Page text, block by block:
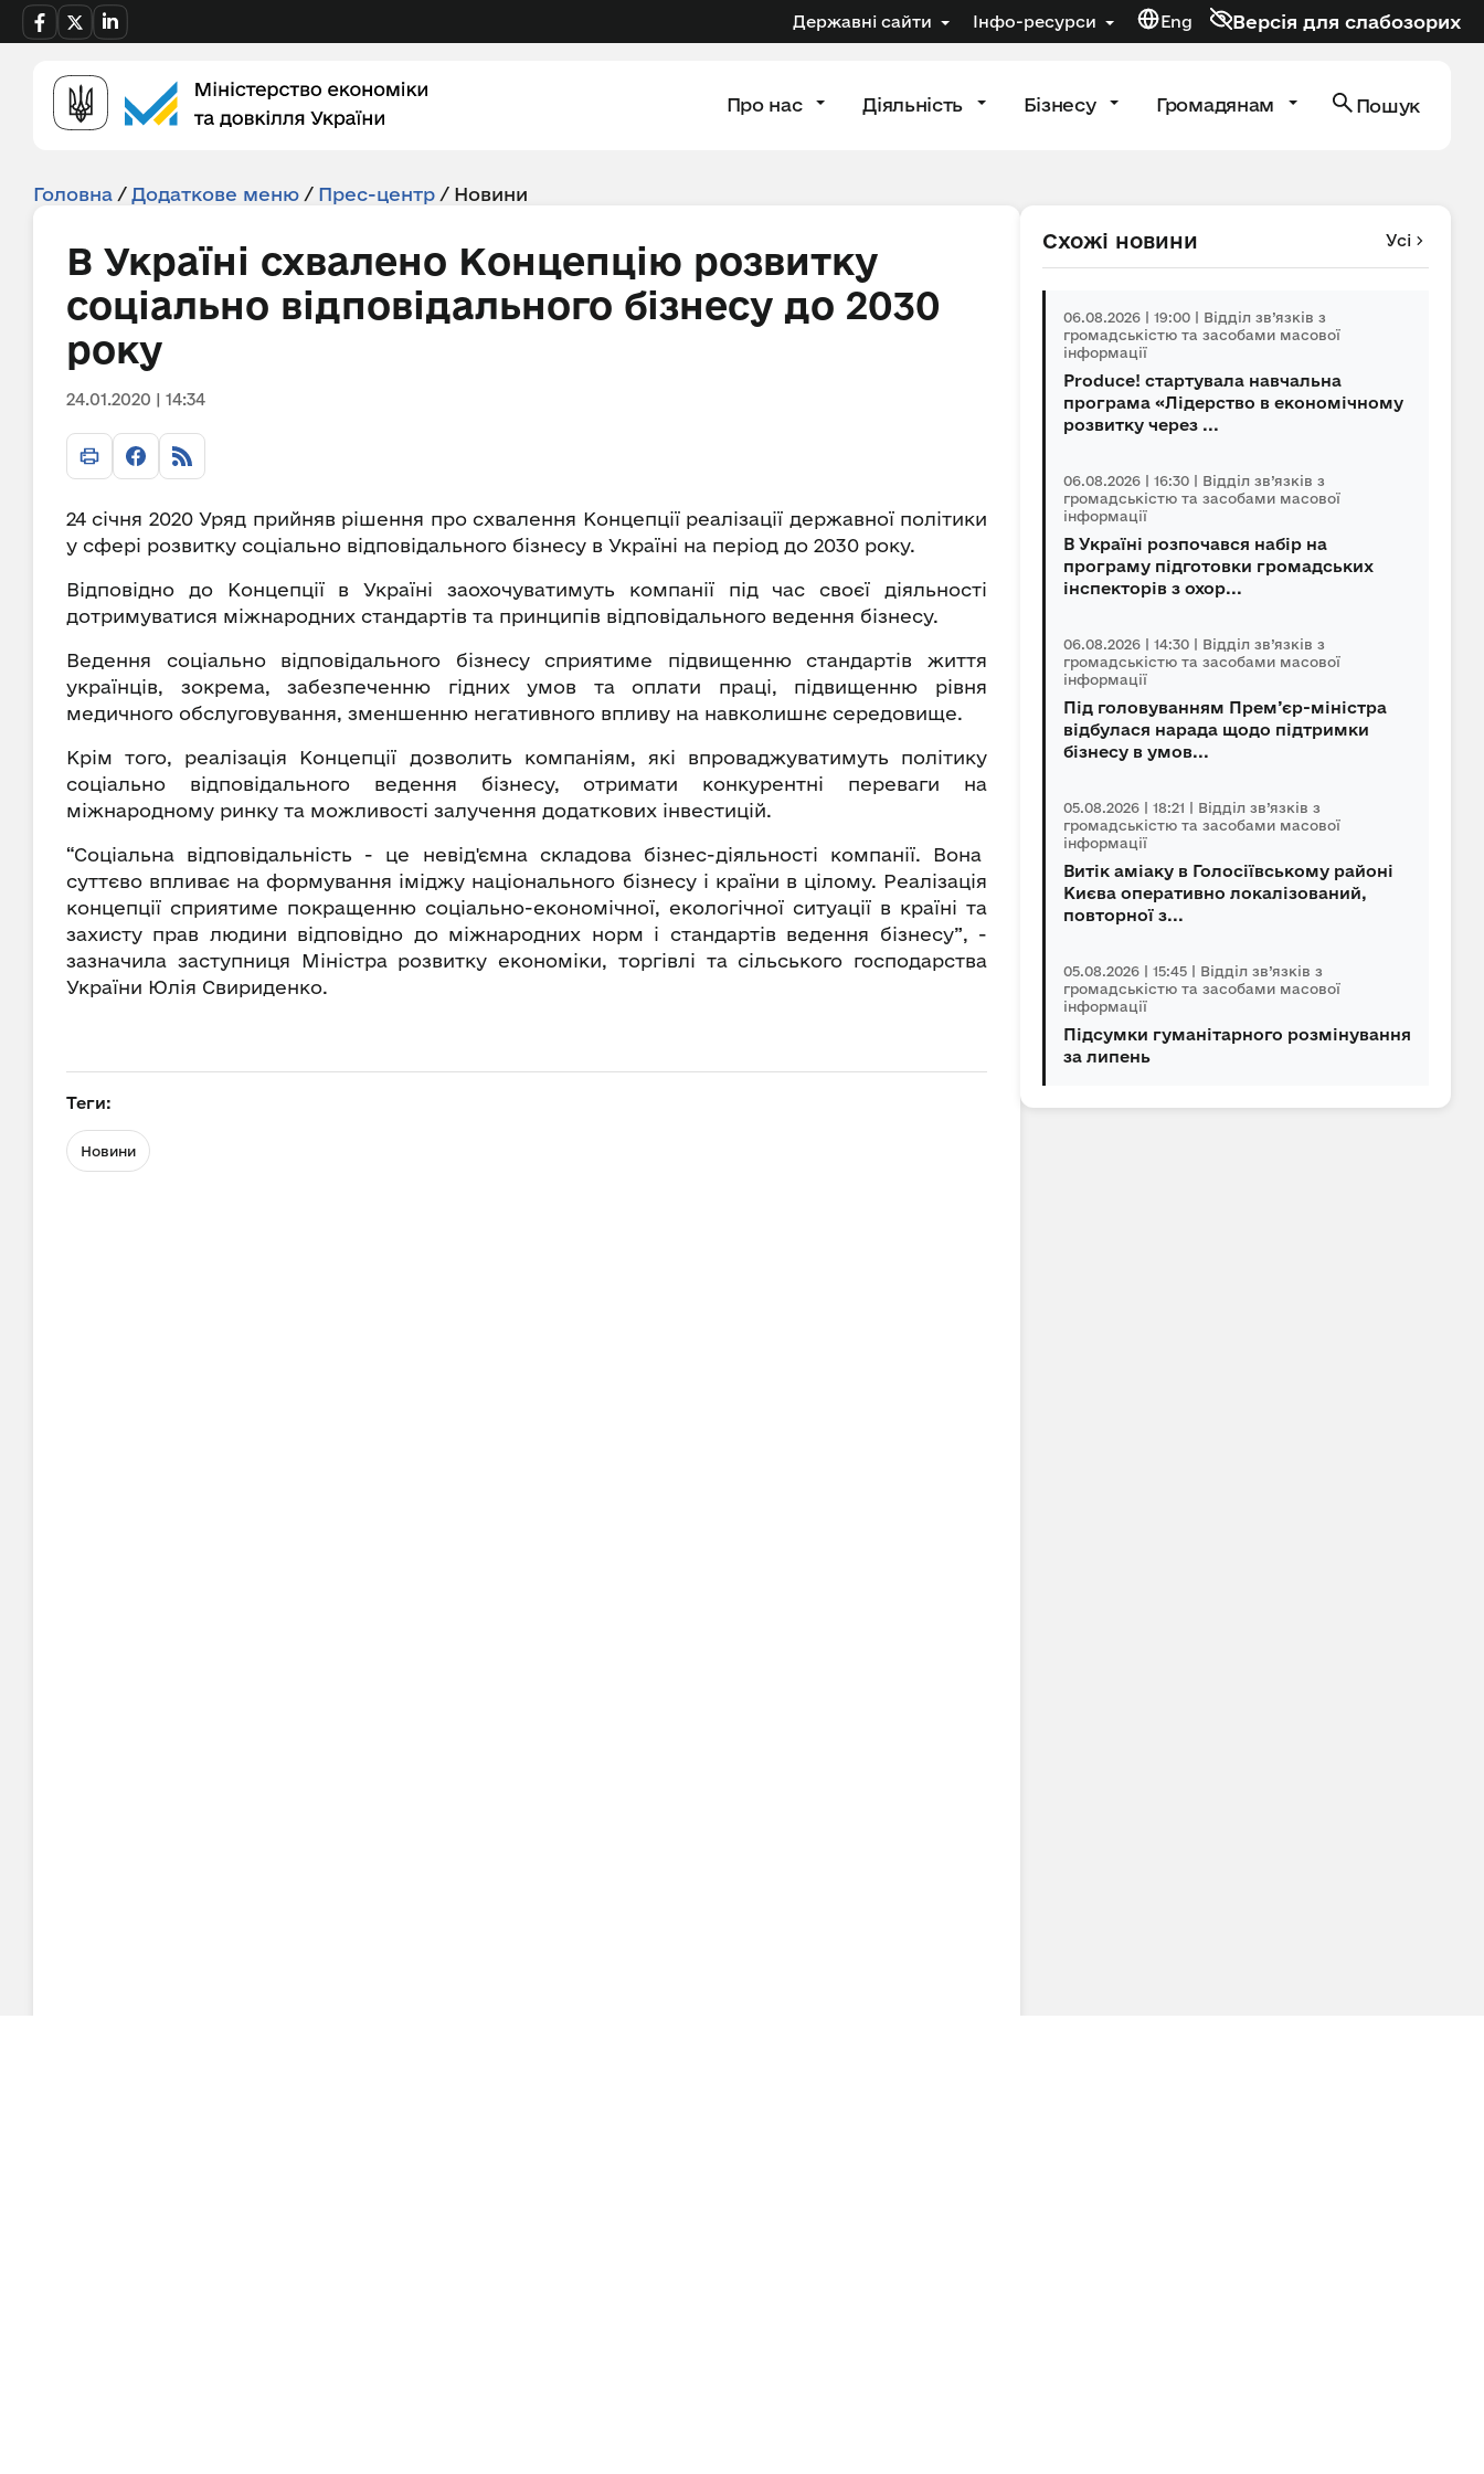
Державні сайти Інфо-ресурси Eng Версія для слабозорих
Про нас Діяльність Бізнесу Громадянам Пошук
Головна / Додаткове меню / Прес-центр / Новини
В Україні схвалено Концепцію розвитку
соціально відповідального бізнесу до 2030
року
24.01.2020 | 14:34
24 січня 2020 Уряд прийняв рішення про схвалення Концепції реалізації державної політики
у сфері розвитку соціально відповідального бізнесу в Україні на період до 2030 року.
Відповідно до Концепції в Україні заохочуватимуть компанії під час своєї діяльності
дотримуватися міжнародних стандартів та принципів відповідального ведення бізнесу.
Ведення соціально відповідального бізнесу сприятиме підвищенню стандартів життя
українців, зокрема, забезпеченню гідних умов та оплати праці, підвищенню рівня
медичного обслуговування, зменшенню негативного впливу на навколишнє середовище.
Крім того, реалізація Концепції дозволить компаніям, які впроваджуватимуть політику
соціально відповідального ведення бізнесу, отримати конкурентні переваги на
міжнародному ринку та можливості залучення додаткових інвестицій.
“Соціальна відповідальність - це невід'ємна складова бізнес-діяльності компанії. Вона
суттєво впливає на формування іміджу національного бізнесу і країни в цілому. Реалізація
концепції сприятиме покращенню соціально-економічної, екологічної ситуації в країні та
захисту прав людини відповідно до міжнародних норм і стандартів ведення бізнесу”, -
зазначила заступниця Міністра розвитку економіки, торгівлі та сільського господарства
України Юлія Свириденко.
Теги:
Новини
Схожі новини Усі
06.08.2026 | 19:00 | Відділ зв’язків з
громадськістю та засобами масової
інформації
Produce! стартувала навчальна
програма «Лідерство в економічному
розвитку через ...
06.08.2026 | 16:30 | Відділ зв’язків з
громадськістю та засобами масової
інформації
В Україні розпочався набір на
програму підготовки громадських
інспекторів з охор...
06.08.2026 | 14:30 | Відділ зв’язків з
громадськістю та засобами масової
інформації
Під головуванням Прем’єр-міністра
відбулася нарада щодо підтримки
бізнесу в умов...
05.08.2026 | 18:21 | Відділ зв’язків з
громадськістю та засобами масової
інформації
Витік аміаку в Голосіївському районі
Києва оперативно локалізований,
повторної з...
05.08.2026 | 15:45 | Відділ зв’язків з
громадськістю та засобами масової
інформації
Підсумки гуманітарного розмінування
за липень